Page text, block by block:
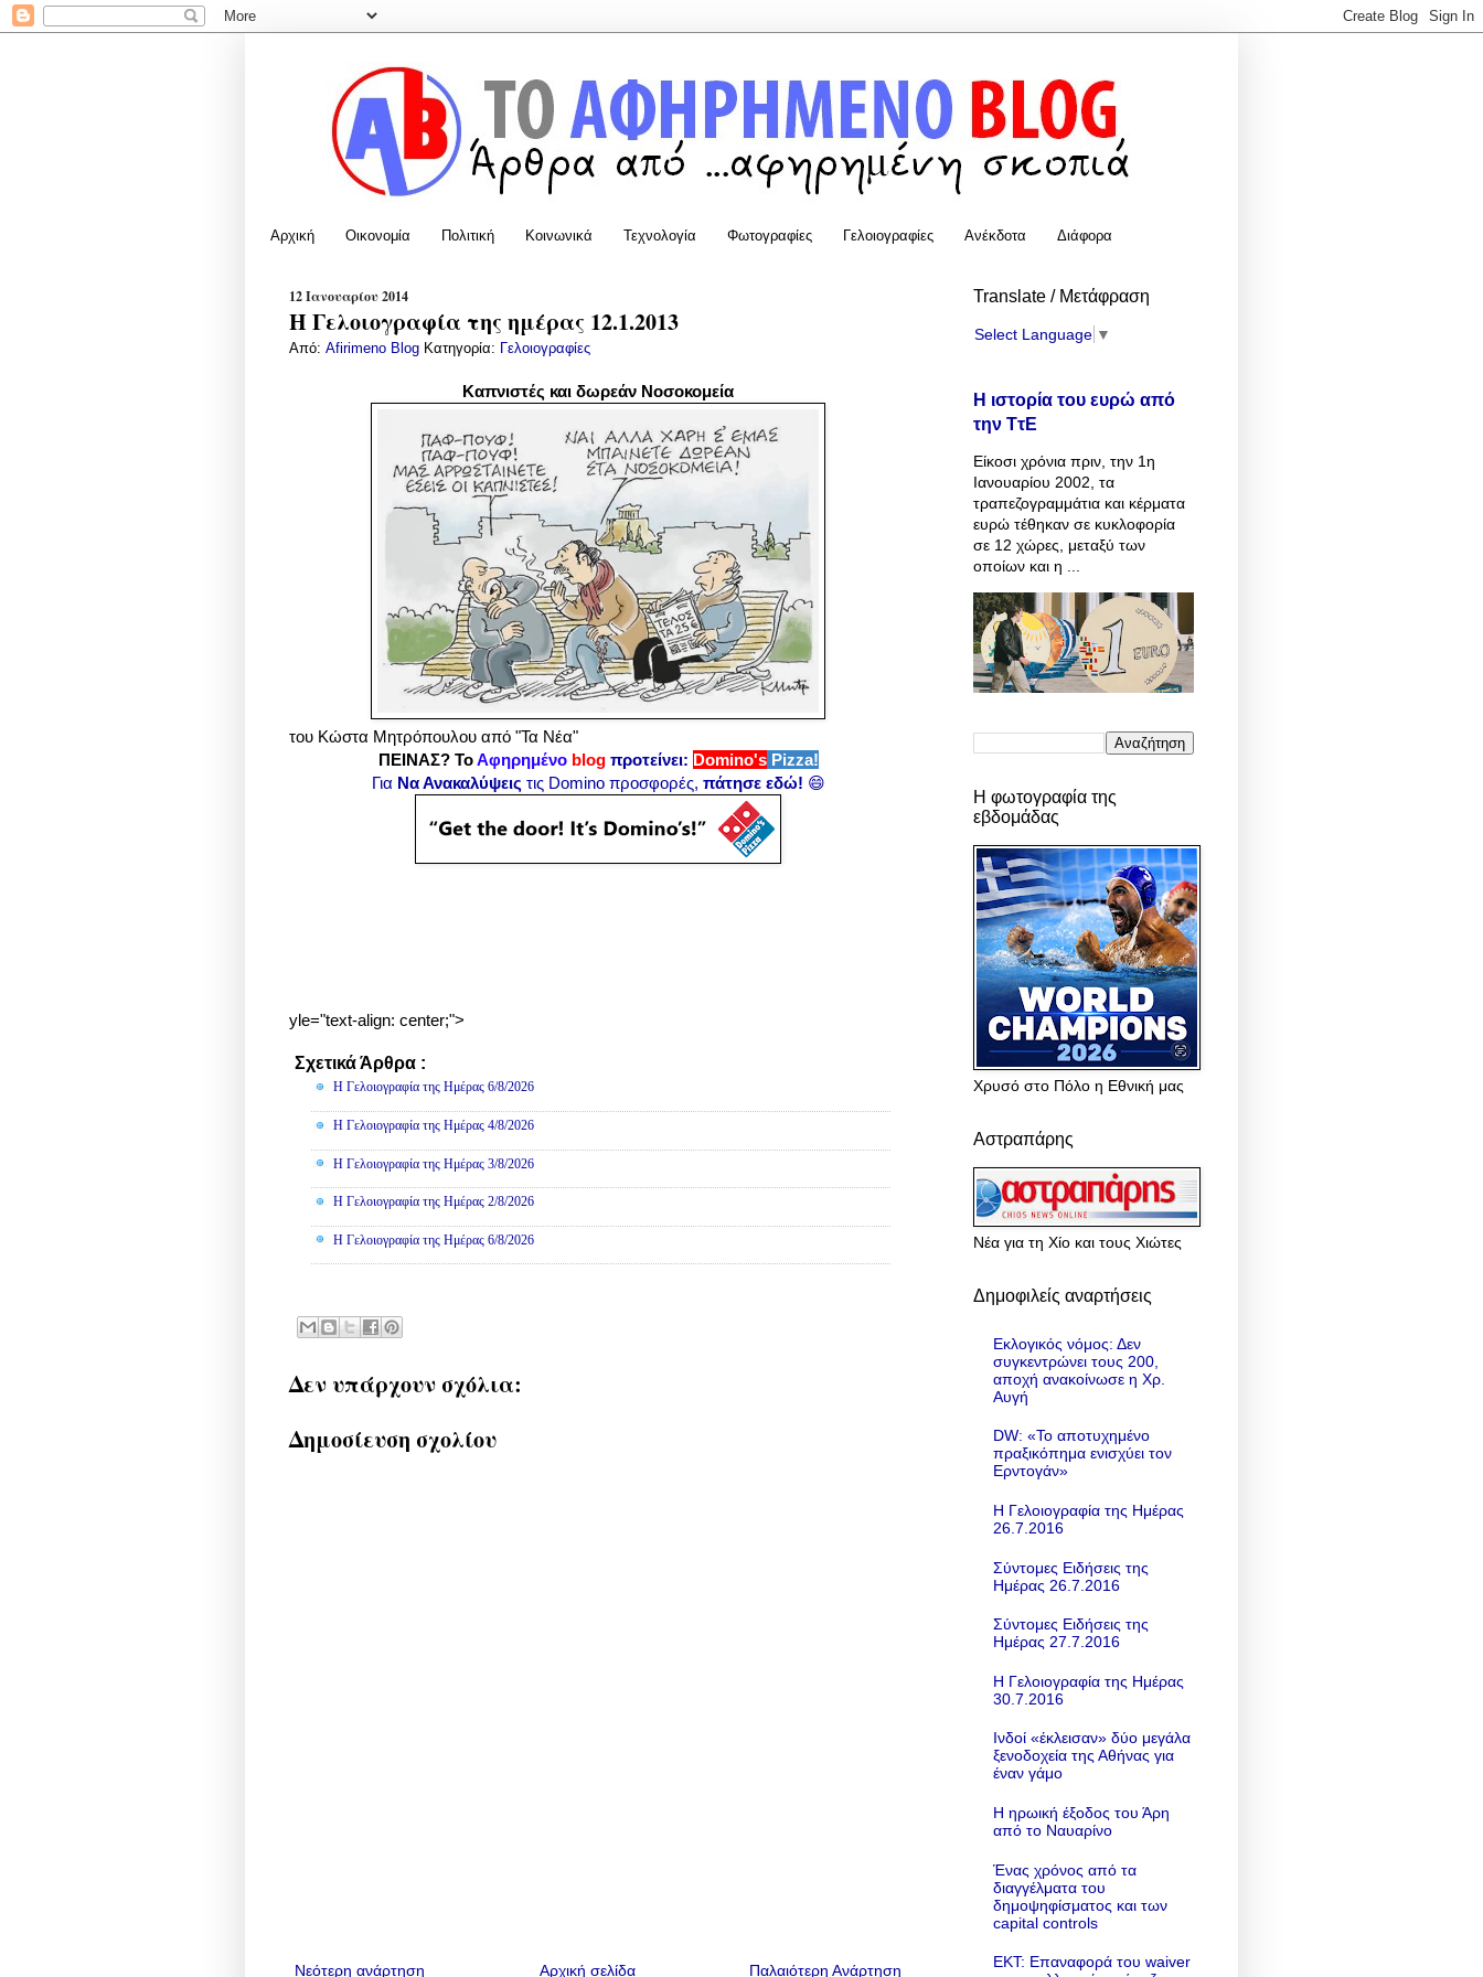
Αρχική Οικονομία Πολιτική Κοινωνικά Τεχνολογία Φωτογραφίες Γελοιογραφίες Ανέκδοτα Διάφορα
12 Ιανουαρίου 2014
Η Γελοιογραφία της ημέρας 12.1.2013
Από: Afirimeno Blog Κατηγορία: Γελοιογραφίες
Καπνιστές και δωρεάν Νοσοκομεία
του Κώστα Μητρόπουλου από "Τα Νέα"
ΠΕΙΝΑΣ? ΤοΑφηρημένο blog προτείνει: Domino'sPizza!
Για Να Ανακαλύψεις τις Domino προσφορές, πάτησε εδώ! 😄
yle="text-align: center;">
Σχετικά Άρθρα :
Η Γελοιογραφία της Ημέρας 6/8/2026
Η Γελοιογραφία της Ημέρας 4/8/2026
Η Γελοιογραφία της Ημέρας 3/8/2026
Η Γελοιογραφία της Ημέρας 2/8/2026
Η Γελοιογραφία της Ημέρας 6/8/2026
Δεν υπάρχουν σχόλια:
Δημοσίευση σχολίου
Νεότερη ανάρτηση Παλαιότερη Ανάρτηση
Αρχική σελίδα
Translate / Μετάφραση
Select Language ▼
Η ιστορία του ευρώ από
την ΤτΕ
Είκοσι χρόνια πριν, την 1η
Ιανουαρίου 2002, τα
τραπεζογραμμάτια και κέρματα
ευρώ τέθηκαν σε κυκλοφορία
σε 12 χώρες, μεταξύ των
οποίων και η ...
Η φωτογραφία της
εβδομάδας
Χρυσό στο Πόλο η Εθνική μας
Αστραπάρης
Νέα για τη Χίο και τους Χιώτες
Δημοφιλείς αναρτήσεις
Εκλογικός νόμος: Δεν
συγκεντρώνει τους 200,
αποχή ανακοίνωσε η Χρ.
Αυγή
DW: «To αποτυχημένο
πραξικόπημα ενισχύει τον
Ερντογάν»
Η Γελοιογραφία της Ημέρας
26.7.2016
Σύντομες Ειδήσεις της
Ημέρας 26.7.2016
Σύντομες Ειδήσεις της
Ημέρας 27.7.2016
Η Γελοιογραφία της Ημέρας
30.7.2016
Ινδοί «έκλεισαν» δύο μεγάλα
ξενοδοχεία της Αθήνας για
έναν γάμο
Η ηρωική έξοδος του Άρη
από το Ναυαρίνο
Ένας χρόνος από τα
διαγγέλματα του
δημοψηφίσματος και των
capital controls
ΕΚΤ: Επαναφορά του waiver